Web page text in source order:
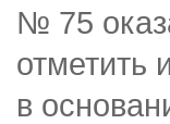
№ 75
отметить
в